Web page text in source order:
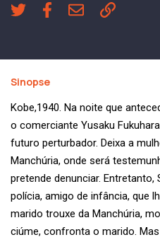
Sinopse
Kobe,1940. Na noite que
o comerciante Yusaku
futuro perturbador. Deixa a
Manchúria, onde será
pretende denunciar.
polícia, amigo de infância, que
marido trouxe da Manchúria,
ciúme, confronta o marido.